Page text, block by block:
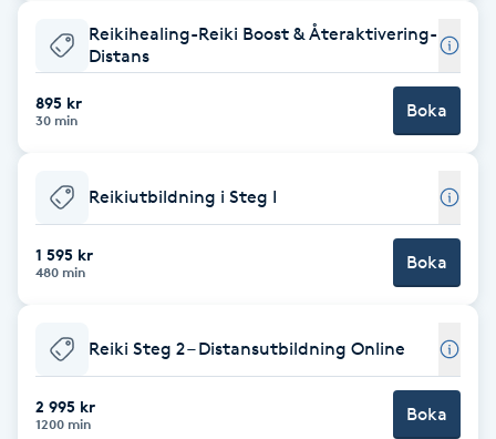
Celluliter
Color correction
Cryoterapi
D
Damklippning
Dermapen
Reikihealing-Reiki Boost & Återaktivering-
Distans
895 kr
30 min Boka
Reikiutbildning i Steg I
1 595 kr
480 min Boka
Reiki Steg 2 – Distansutbildning Online
2 995 kr
1200 min Boka